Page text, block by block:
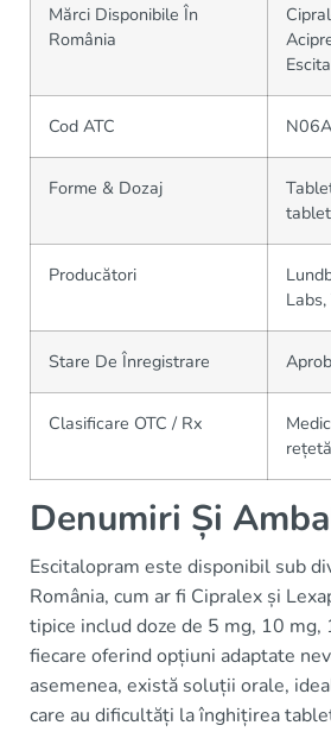
Mărci Disponibile În
România
Cod ATC
Forme & Dozaj
Producători
Labs,
Stare De Înregistrare
Clasificare OTC / Rx
Denumiri Și
Escitalopram este disponibil sub
România, cum ar fi Cipralex și
tipice includ doze de 5 mg, 10 mg,
fiecare oferind opțiuni adaptate
asemenea, există soluții orale,
care au dificultăți la înghițirea